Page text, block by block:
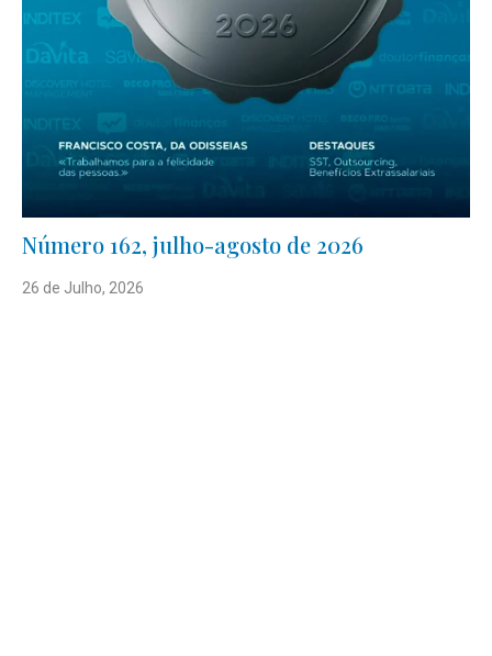
Número 162, julho-agosto de 2026
26 de Julho, 2026